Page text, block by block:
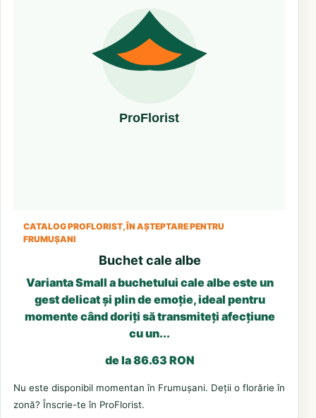
CATALOG PROFLORIST, ÎN AȘTEPTARE PENTRU
FRUMUȘANI
Buchet cale albe
Varianta Small a buchetului cale albe este un
gest delicat și plin de emoție, ideal pentru
momente când doriți să transmiteți afecțiune
cu un...
de la 86.63 RON
Nu este disponibil momentan în Frumușani. Deții o florărie în
zonă? Înscrie-te în ProFlorist.